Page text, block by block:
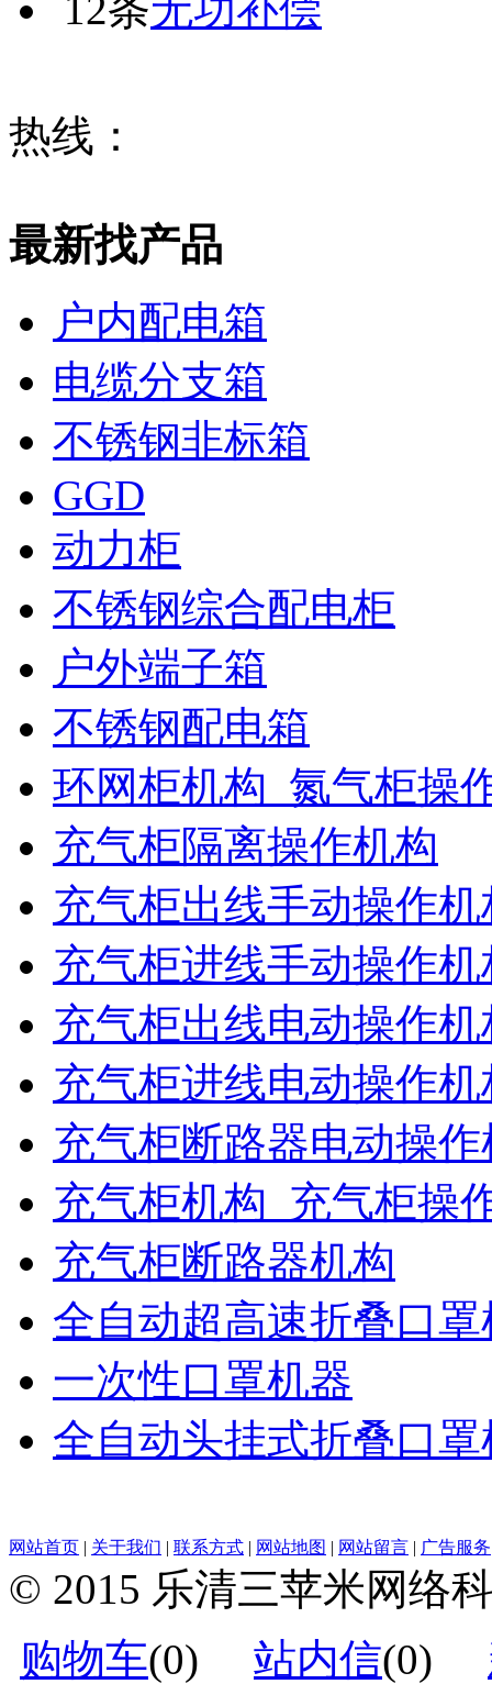
热线：
最新找产品
户内配电箱
电缆分支箱
不锈钢非标箱
GGD
动力柜
不锈钢综合配电柜
户外端子箱
不锈钢配电箱
环网柜机构_氮气柜操
充气柜隔离操作机构
充气柜出线手动操作机
充气柜进线手动操作机
充气柜出线电动操作机
充气柜进线电动操作机
充气柜断路器电动操作
充气柜机构_充气柜操
充气柜断路器机构
全自动超高速折叠口
一次性口罩机器
全自动头挂式折叠口罩
网站首页 | 关于我们 | 联系方式 | 网站地图 | 网站留言 | 广告服务
© 2015 乐清三苹米网络
购物车(0) 站内信(0)